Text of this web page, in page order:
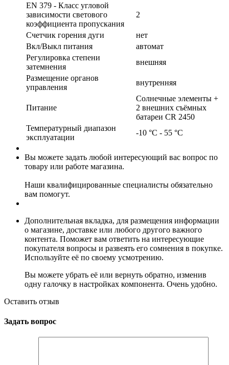
EN 379 - Класс угловой
зависимости светового
коэффициента пропускания
2
Счетчик горения дуги
нет
Вкл/Выкл питания
автомат
Регулировка степени
затемнения
внешняя
Размещение органов
управления
внутренняя
Питание
Солнечные элементы +
2 внешних съёмных
батареи CR 2450
Температурный диапазон
эксплуатации
-10 °С - 55 °С
Вы можете задать любой интересующий вас вопрос по
товару или работе магазина.
Наши квалифицированные специалисты обязательно
вам помогут.
Дополнительная вкладка, для размещения информации
о магазине, доставке или любого другого важного
контента. Поможет вам ответить на интересующие
покупателя вопросы и развеять его сомнения в покупке.
Используйте её по своему усмотрению.
Вы можете убрать её или вернуть обратно, изменив
одну галочку в настройках компонента. Очень удобно.
Оставить отзыв
Задать вопрос